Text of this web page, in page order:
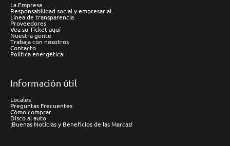
La Empresa
Responsabilidad social y empresarial
Línea de transparencia
Proveedores
Vea su Ticket aquí
Nuestra gente
Trabaja con nosotros
Contacto
Política energética
Información útil
Locales
Preguntas Frecuentes
Cómo comprar
Disco al auto
¡Buenas Noticias y Beneficios de las Marcas!